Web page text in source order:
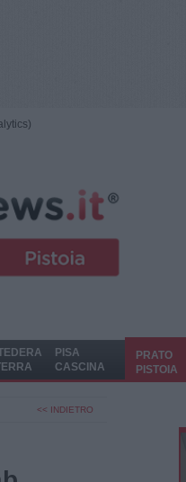
PISA
CASCINA
PRATO
PISTOIA
<< INDIETRO